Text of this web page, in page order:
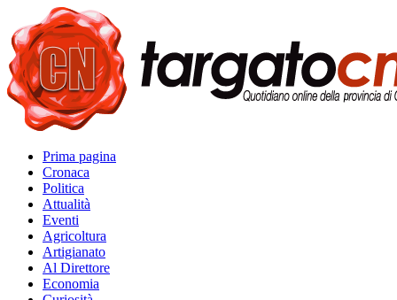
Prima pagina
Cronaca
Politica
Attualità
Eventi
Agricoltura
Artigianato
Al Direttore
Economia